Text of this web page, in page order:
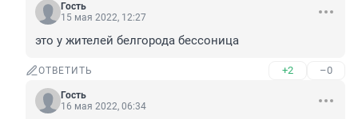
Гость
15 мая 2022, 12:27
это у жителей белгорода бессоница
ОТВЕТИТЬ +2 –0
Гость
16 мая 2022, 06:34